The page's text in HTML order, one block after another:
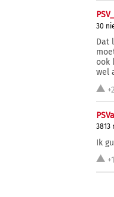
30
Dat
ook
wel
3813
Ik